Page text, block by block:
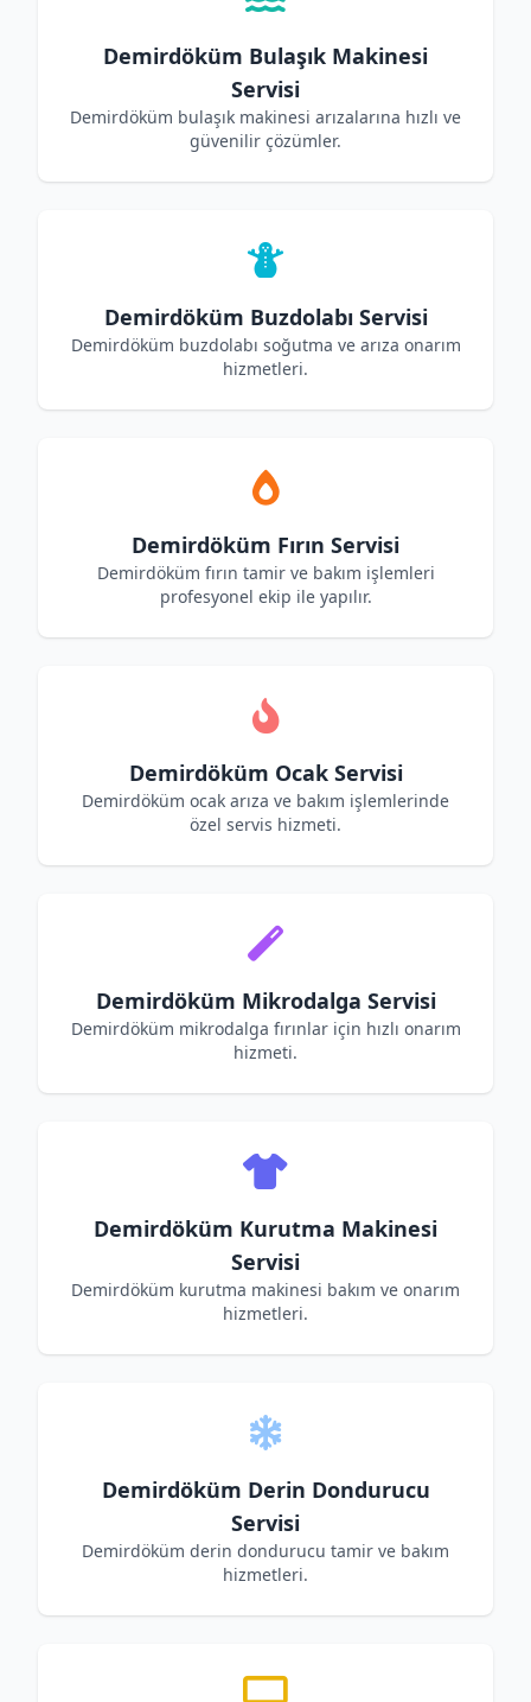
Demirdöküm Bulaşık Makinesi
Servisi
Demirdöküm bulaşık makinesi arızalarına hızlı ve
güvenilir çözümler.
Demirdöküm Buzdolabı Servisi
Demirdöküm buzdolabı soğutma ve arıza onarım
hizmetleri.
Demirdöküm Fırın Servisi
Demirdöküm fırın tamir ve bakım işlemleri
profesyonel ekip ile yapılır.
Demirdöküm Ocak Servisi
Demirdöküm ocak arıza ve bakım işlemlerinde
özel servis hizmeti.
Demirdöküm Mikrodalga Servisi
Demirdöküm mikrodalga fırınlar için hızlı onarım
hizmeti.
Demirdöküm Kurutma Makinesi
Servisi
Demirdöküm kurutma makinesi bakım ve onarım
hizmetleri.
Demirdöküm Derin Dondurucu
Servisi
Demirdöküm derin dondurucu tamir ve bakım
hizmetleri.